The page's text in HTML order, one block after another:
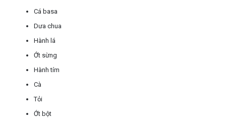
Cá basa
Dưa chua
Hành lá
Ớt sừng
Hành tím
Cà
Tỏi
Ớt bột